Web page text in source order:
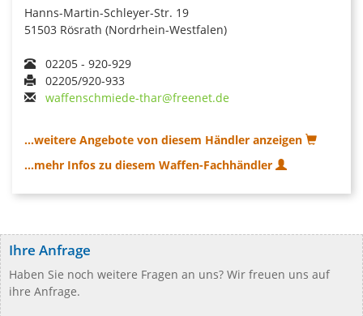
Hanns-Martin-Schleyer-Str. 19
51503 Rösrath (Nordrhein-Westfalen)
02205 - 920-929
02205/920-933
waffenschmiede-thar@freenet.de
...weitere Angebote von diesem Händler anzeigen
...mehr Infos zu diesem Waffen-Fachhändler
Ihre Anfrage
Haben Sie noch weitere Fragen an uns? Wir freuen uns auf
ihre Anfrage.